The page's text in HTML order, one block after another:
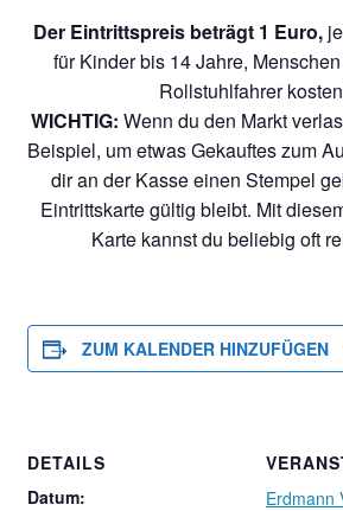
Der Eintrittspreis beträgt 1 Euro,
für Kinder bis 14 Jahre,
Rollstuhlfahrer
WICHTIG: Wenn du den Markt
Beispiel, um etwas Gekauftes zum
dir an der Kasse einen Stempel
Eintrittskarte gültig bleibt. Mit
Karte kannst du beliebig oft
ZUM KALENDER HINZUFÜGEN
DETAILS
Datum:
Erdmann